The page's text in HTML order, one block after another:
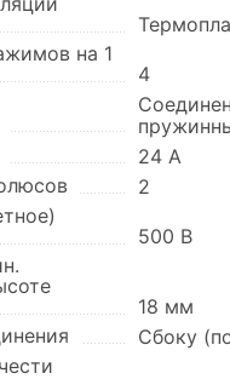
на 1
4
24 А
2
500 В
18 мм
Сбоку